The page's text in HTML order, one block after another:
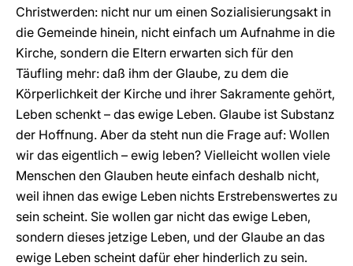
Christwerden: nicht nur um einen Sozialisierungsakt in
die Gemeinde hinein, nicht einfach um Aufnahme in die
Kirche, sondern die Eltern erwarten sich für den
Täufling mehr: daß ihm der Glaube, zu dem die
Körperlichkeit der Kirche und ihrer Sakramente gehört,
Leben schenkt – das ewige Leben. Glaube ist Substanz
der Hoffnung. Aber da steht nun die Frage auf: Wollen
wir das eigentlich – ewig leben? Vielleicht wollen viele
Menschen den Glauben heute einfach deshalb nicht,
weil ihnen das ewige Leben nichts Erstrebenswertes zu
sein scheint. Sie wollen gar nicht das ewige Leben,
sondern dieses jetzige Leben, und der Glaube an das
ewige Leben scheint dafür eher hinderlich zu sein.